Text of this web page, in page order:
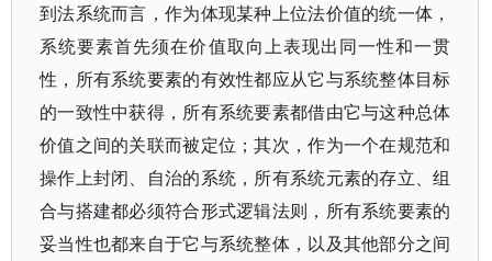
到法系统而言，作为体现某种上位法价值的统一体，
系统要素首先须在价值取向上表现出同一性和一贯
性，所有系统要素的有效性都应从它与系统整体目标
的一致性中获得，所有系统要素都借由它与这种总体
价值之间的关联而被定位；其次，作为一个在规范和
操作上封闭、自治的系统，所有系统元素的存立、组
合与搭建都必须符合形式逻辑法则，所有系统要素的
妥当性也都来自于它与系统整体，以及其他部分之间